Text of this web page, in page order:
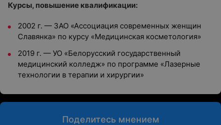
Курсы, повышение квалификации:
2002 г. — ЗАО «Ассоциация современных женщин
Славянка» по курсу «Медицинская косметология»
2019 г. — УО «Белорусский государственный
медицинский колледж» по программе «Лазерные
технологии в терапии и хирургии»
Поделитесь мнением